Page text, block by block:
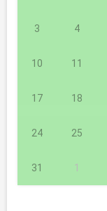
3 4
10 11
17 18
24 25
31 1